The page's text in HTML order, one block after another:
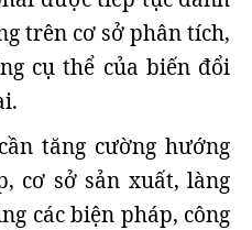
trên cơ sở phân tích,
cụ thể của biến đổi
tăng cường hướng
cơ sở sản xuất, làng
các biện pháp, công